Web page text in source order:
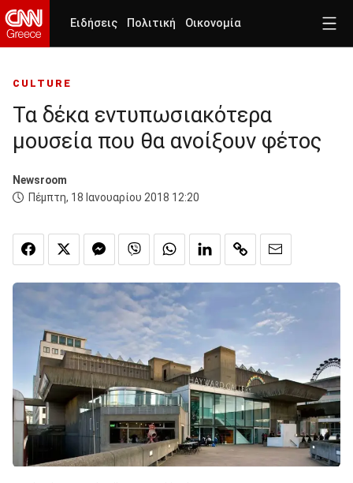
Ειδήσεις Πολιτική Οικονομία
CULTURE
Τα δέκα εντυπωσιακότερα
μουσεία που θα ανοίξουν φέτος
Newsroom
Πέμπτη, 18 Ιανουαρίου 2018 12:20